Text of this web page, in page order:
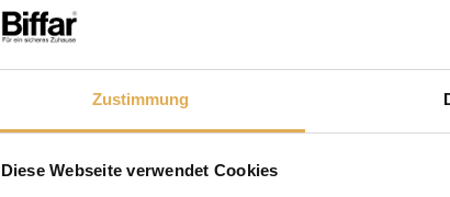
Zustimmung
Diese Webseite verwendet Cookies